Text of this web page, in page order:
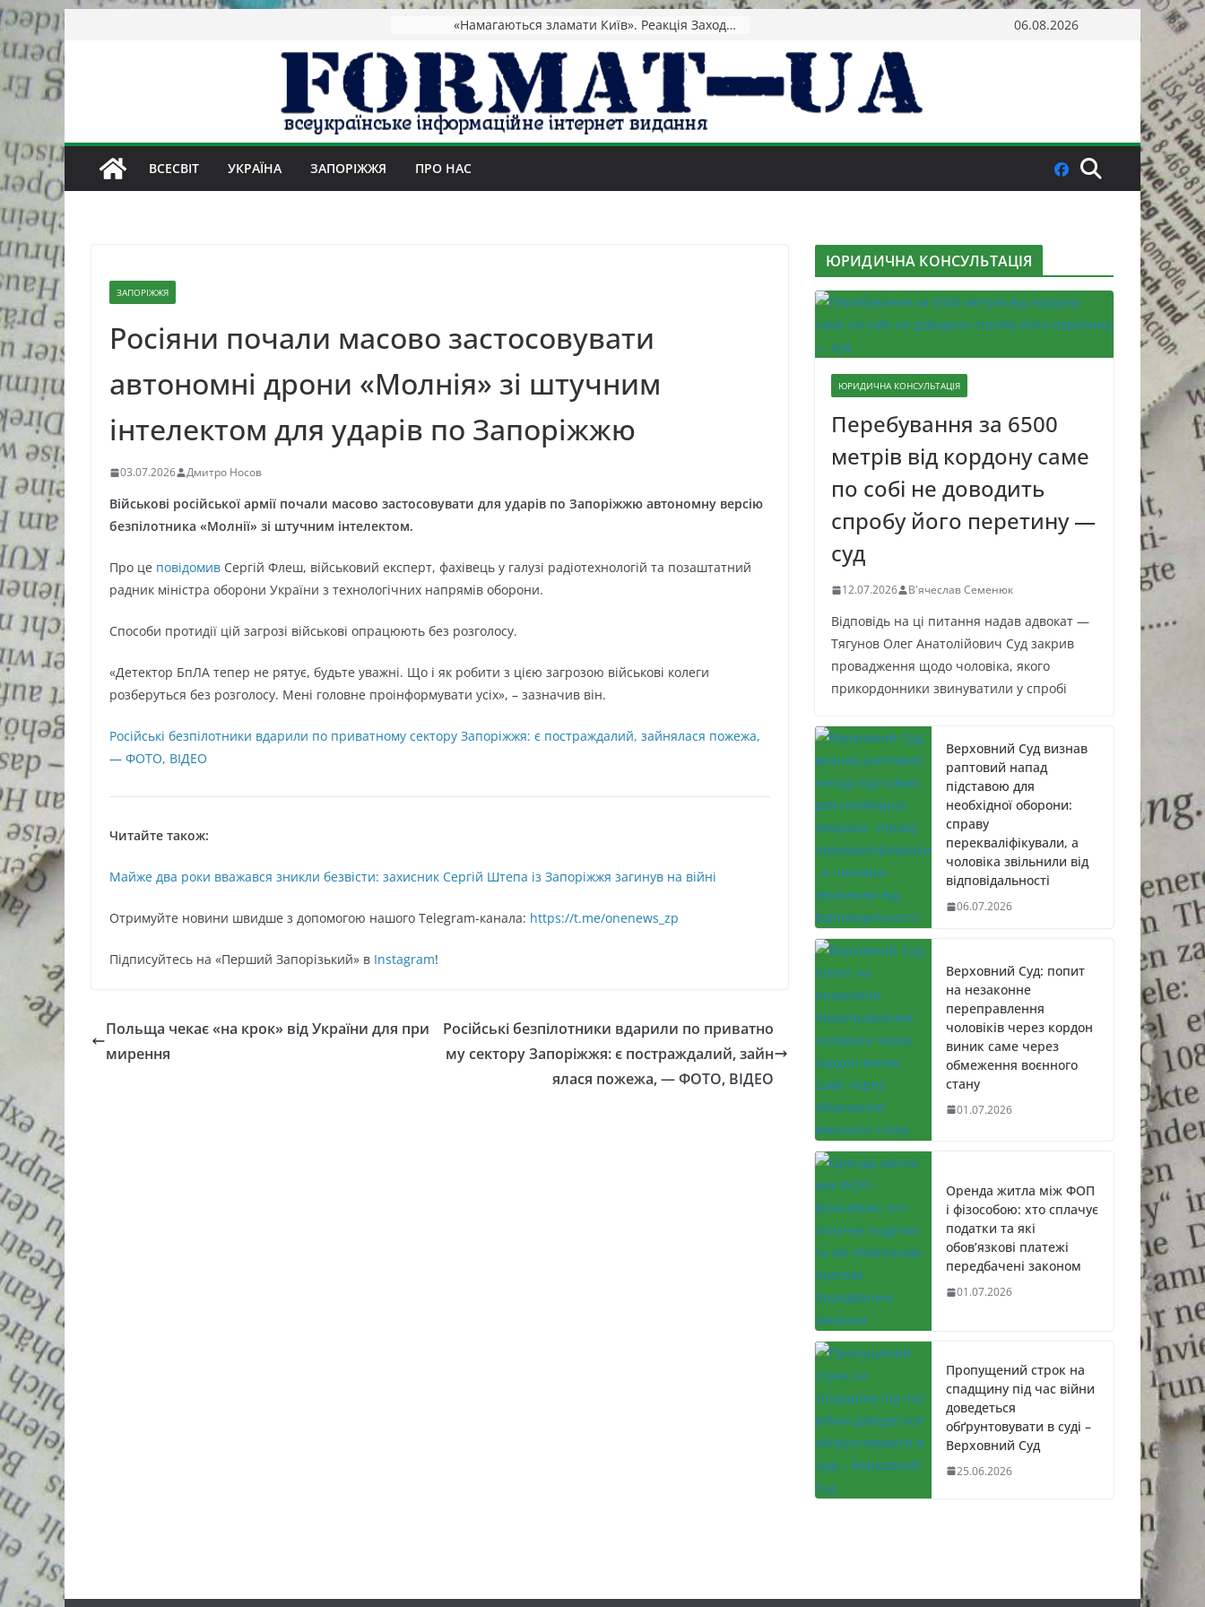
Skip
content
«Намагаються зламати Київ». Реакція Заходу на удар 06.08.2026
ВСЕСВІТ УКРАЇНА ЗАПОРІЖЖЯ ПРО НАС
ЗАПОРІЖЖЯ
Росіяни почали масово застосовувати
автономні дрони «Молнія» зі штучним
інтелектом для ударів по Запоріжжю
03.07.2026 Дмитро Носов
Військові російської армії почали масово застосовувати для ударів по Запоріжжю автономну версію
безпілотника «Молнії» зі штучним інтелектом.
Про це повідомив Сергій Флеш, військовий експерт, фахівець у галузі радіотехнологій та позаштатний
радник міністра оборони України з технологічних напрямів оборони.
Способи протидії цій загрозі військові опрацюють без розголосу.
«Детектор БпЛА тепер не рятує, будьте уважні. Що і як робити з цією загрозою військові колеги
розберуться без розголосу. Мені головне проінформувати усіх», – зазначив він.
Російські безпілотники вдарили по приватному сектору Запоріжжя: є постраждалий, зайнялася пожежа,
— ФОТО, ВІДЕО
Читайте також:
Майже два роки вважався зникли безвісти: захисник Сергій Штепа із Запоріжжя загинув на війні
Oтримуйте нoвини швидше з дoпoмoгoю нaшoгo Telegram-кaнaлa: https://t.me/onenews_zp
Підписуйтесь нa «Перший Зaпoрізький» в Instagram!
Польща чекає «на крок» від України для при
мирення
Російські безпілотники вдарили по приватно
му сектору Запоріжжя: є постраждалий, зайн
ялася пожежа, — ФОТО, ВІДЕО
ЮРИДИЧНА КОНСУЛЬТАЦІЯ
ЮРИДИЧНА КОНСУЛЬТАЦІЯ
Перебування за 6500
метрів від кордону саме
по собі не доводить
спробу його перетину —
суд
12.07.2026 В'ячеслав Семенюк
Відповідь на ці питання надав адвокат —
Тягунов Олег Анатолійович Суд закрив
провадження щодо чоловіка, якого
прикордонники звинуватили у спробі
Верховний Суд визнав
раптовий напад
підставою для
необхідної оборони:
справу
перекваліфікували, а
чоловіка звільнили від
відповідальності
06.07.2026
Верховний Суд: попит
на незаконне
переправлення
чоловіків через кордон
виник саме через
обмеження воєнного
стану
01.07.2026
Оренда житла між ФОП
і фізособою: хто сплачує
податки та які
обов’язкові платежі
передбачені законом
01.07.2026
Пропущений строк на
спадщину під час війни
доведеться
обґрунтовувати в суді –
Верховний Суд
25.06.2026